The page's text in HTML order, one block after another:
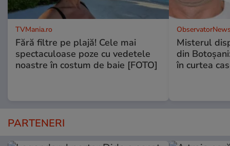
TVMania.ro
Fără filtre pe plajă! Cele mai
spectaculoase poze cu vedetele
noastre în costum de baie [FOTO]
Misterul
din
în curtea
PARTENERI